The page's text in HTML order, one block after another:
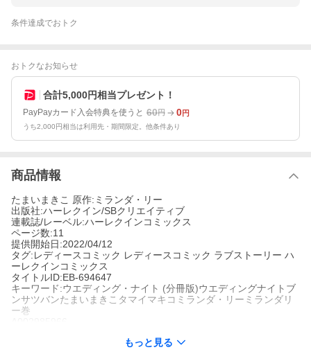
条件達成でおトク
おトクなお知らせ
合計5,000円相当プレゼント！
PayPayカード入会特典を使うと 60円 0円
うち2,000円相当は利用先・期間限定。他条件あり
商品情報
たまいまきこ 原作:ミランダ・リー
出版社:ハーレクイン/SBクリエイティブ
連載誌/レーベル:ハーレクインコミックス
ページ数:11
提供開始日:2022/04/12
タグ:レディースコミック レディースコミック ラブストーリー ハ
ーレクインコミックス
タイトルID:EB-694647
キーワード:ウエディング・ナイト (分冊版)ウエディングナイトブ
ンサツバンたまいまきこタマイマキコミランダ・リーミランダリ
ー巻
ミランダ・リーもっと見る